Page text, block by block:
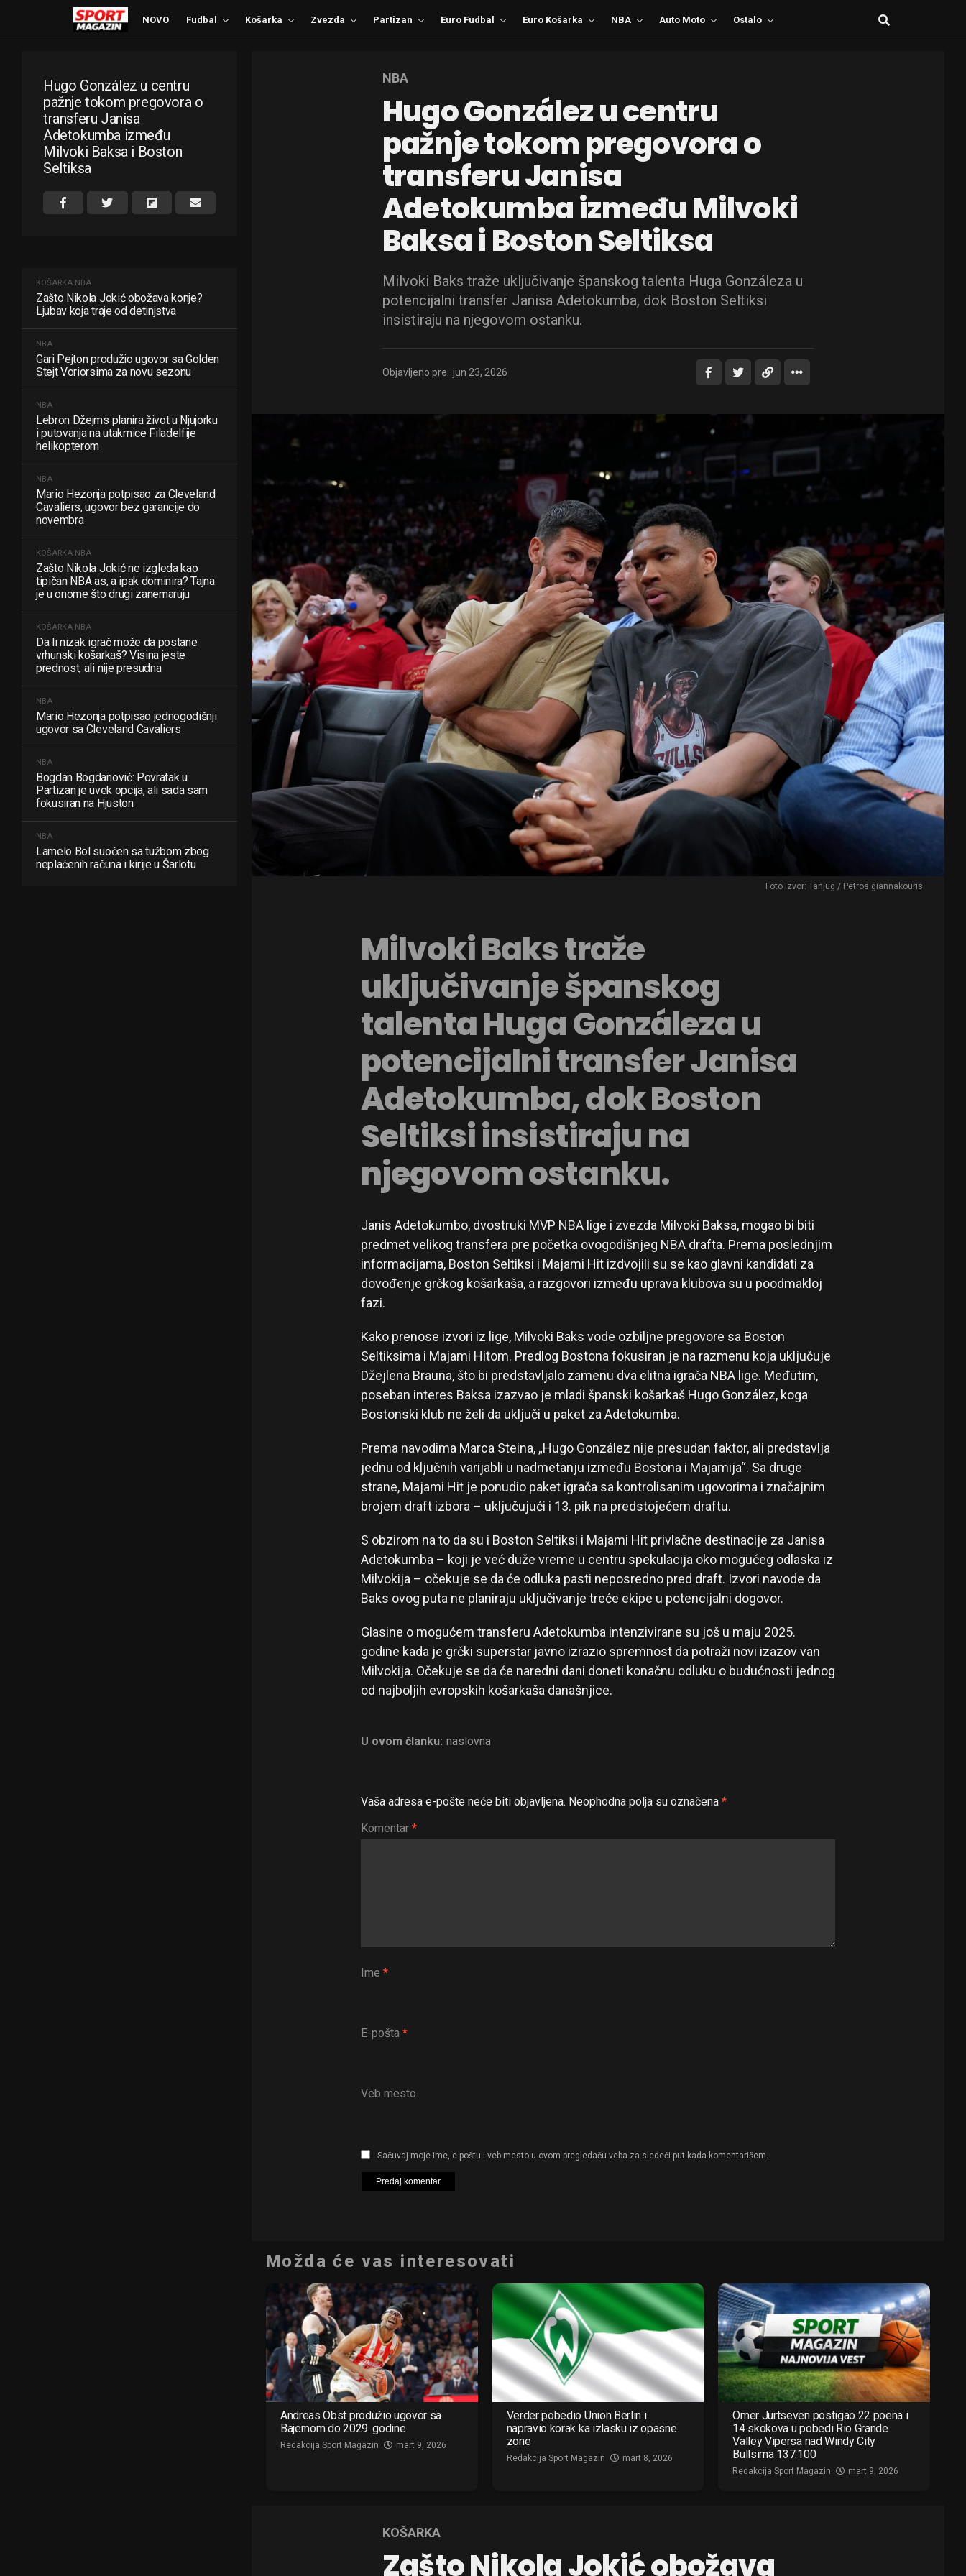
NOVO Fudbal Košarka Zvezda Partizan Euro Fudbal Euro Košarka NBA Auto Moto Ostalo
Hugo González u centru
pažnje tokom pregovora o
transferu Janisa
Adetokumba između
Milvoki Baksa i Boston
Seltiksa
KOŠARKA NBA
Zašto Nikola Jokić obožava konje?
Ljubav koja traje od detinjstva
NBA
Gari Pejton produžio ugovor sa Golden
Stejt Voriorsima za novu sezonu
NBA
Lebron Džejms planira život u Njujorku
i putovanja na utakmice Filadelfije
helikopterom
NBA
Mario Hezonja potpisao za Cleveland
Cavaliers, ugovor bez garancije do
novembra
KOŠARKA NBA
Zašto Nikola Jokić ne izgleda kao
tipičan NBA as, a ipak dominira? Tajna
je u onome što drugi zanemaruju
KOŠARKA NBA
Da li nizak igrač može da postane
vrhunski košarkaš? Visina jeste
prednost, ali nije presudna
NBA
Mario Hezonja potpisao jednogodišnji
ugovor sa Cleveland Cavaliers
NBA
Bogdan Bogdanović: Povratak u
Partizan je uvek opcija, ali sada sam
fokusiran na Hjuston
NBA
Lamelo Bol suočen sa tužbom zbog
neplaćenih računa i kirije u Šarlotu
NBA
Hugo González u centru
pažnje tokom pregovora o
transferu Janisa
Adetokumba između Milvoki
Baksa i Boston Seltiksa
Milvoki Baks traže uključivanje španskog talenta Huga Gonzáleza u
potencijalni transfer Janisa Adetokumba, dok Boston Seltiksi
insistiraju na njegovom ostanku.
Objavljeno pre: jun 23, 2026
Foto Izvor: Tanjug / Petros giannakouris
Milvoki Baks traže
uključivanje španskog
talenta Huga Gonzáleza u
potencijalni transfer Janisa
Adetokumba, dok Boston
Seltiksi insistiraju na
njegovom ostanku.
Janis Adetokumbo, dvostruki MVP NBA lige i zvezda Milvoki Baksa, mogao bi biti
predmet velikog transfera pre početka ovogodišnjeg NBA drafta. Prema poslednjim
informacijama, Boston Seltiksi i Majami Hit izdvojili su se kao glavni kandidati za
dovođenje grčkog košarkaša, a razgovori između uprava klubova su u poodmakloj
fazi.
Kako prenose izvori iz lige, Milvoki Baks vode ozbiljne pregovore sa Boston
Seltiksima i Majami Hitom. Predlog Bostona fokusiran je na razmenu koja uključuje
Džejlena Brauna, što bi predstavljalo zamenu dva elitna igrača NBA lige. Međutim,
poseban interes Baksa izazvao je mladi španski košarkaš Hugo González, koga
Bostonski klub ne želi da uključi u paket za Adetokumba.
Prema navodima Marca Steina, „Hugo González nije presudan faktor, ali predstavlja
jednu od ključnih varijabli u nadmetanju između Bostona i Majamija“. Sa druge
strane, Majami Hit je ponudio paket igrača sa kontrolisanim ugovorima i značajnim
brojem draft izbora – uključujući i 13. pik na predstojećem draftu.
S obzirom na to da su i Boston Seltiksi i Majami Hit privlačne destinacije za Janisa
Adetokumba – koji je već duže vreme u centru spekulacija oko mogućeg odlaska iz
Milvokija – očekuje se da će odluka pasti neposredno pred draft. Izvori navode da
Baks ovog puta ne planiraju uključivanje treće ekipe u potencijalni dogovor.
Glasine o mogućem transferu Adetokumba intenzivirane su još u maju 2025.
godine kada je grčki superstar javno izrazio spremnost da potraži novi izazov van
Milvokija. Očekuje se da će naredni dani doneti konačnu odluku o budućnosti jednog
od najboljih evropskih košarkaša današnjice.
U ovom članku: naslovna
Vaša adresa e-pošte neće biti objavljena. Neophodna polja su označena *
Komentar *
Ime *
E-pošta *
Veb mesto
Sačuvaj moje ime, e-poštu i veb mesto u ovom pregledaču veba za sledeći put kada komentarišem.
Možda će vas interesovati
Andreas Obst produžio ugovor sa
Bajernom do 2029. godine
Redakcija Sport Magazin mart 9, 2026
Verder pobedio Union Berlin i
napravio korak ka izlasku iz opasne
zone
Redakcija Sport Magazin mart 8, 2026
Omer Jurtseven postigao 22 poena i
14 skokova u pobedi Rio Grande
Valley Vipersa nad Windy City
Bullsima 137:100
Redakcija Sport Magazin mart 9, 2026
KOŠARKA
Zašto Nikola Jokić obožava